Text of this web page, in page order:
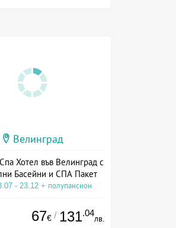
Велинград
Хотел във Велинград с
Басейни и СПА Пакет
- 23.12 + полупансион
67€ / 131.04
лв.